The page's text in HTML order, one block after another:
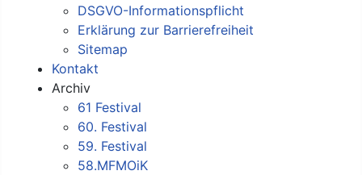
DSGVO-Informationspflicht
Erklärung zur Barrierefreiheit
Sitemap
Kontakt
Archiv
61 Festival
60. Festival
59. Festival
58.MFMOiK